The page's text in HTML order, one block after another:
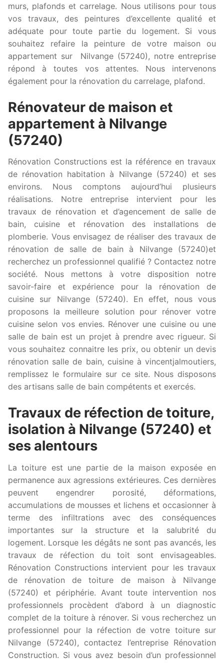
murs, plafonds et carrelage. Nous utilisons pour tous
vos travaux, des peintures d’excellente qualité et
adéquate pour toute partie du logement. Si vous
souhaitez refaire la peinture de votre maison ou
appartement sur Nilvange (57240), notre entreprise
répond à toutes vos attentes. Nous intervenons
également pour la rénovation du carrelage, plafond.
Rénovateur de maison et
appartement à Nilvange
(57240)
Rénovation Constructions est la référence en travaux
de rénovation habitation à Nilvange (57240) et ses
environs. Nous comptons aujourd’hui plusieurs
réalisations. Notre entreprise intervient pour les
travaux de rénovation et d’agencement de salle de
bain, cuisine et rénovation des installations de
plomberie. Vous envisagez de réaliser des travaux de
rénovation de salle de bain à Nilvange (57240)et
recherchez un professionnel qualifié ? Contactez notre
société. Nous mettons à votre disposition notre
savoir-faire et expérience pour la rénovation de
cuisine sur Nilvange (57240). En effet, nous vous
proposons la meilleure solution pour rénover votre
cuisine selon vos envies. Rénover une cuisine ou une
salle de bain est un projet à prendre avec rigueur. Si
vous souhaitez connaitre les prix, ou obtenir un devis
rénovation salle de bain, cuisine à vincentjalmoutiers,
remplissez le formulaire sur ce site. Nous disposons
des artisans salle de bain compétents et exercés.
Travaux de réfection de toiture,
isolation à Nilvange (57240) et
ses alentours
La toiture est une partie de la maison exposée en
permanence aux agressions extérieures. Ces dernières
peuvent engendrer porosité, déformations,
accumulations de mousses et lichens et occasionner à
terme des infiltrations avec des conséquences
importantes sur la structure et la salubrité du
logement. Lorsque les dégâts ne sont pas avancés, les
travaux de réfection du toit sont envisageables.
Rénovation Constructions intervient pour les travaux
de rénovation de toiture de maison à Nilvange
(57240) et périphérie. Avant toute intervention nos
professionnels procèdent d’abord à un diagnostic
complet de la toiture à rénover. Si vous recherchez un
professionnel pour la réfection de votre toiture sur
Nilvange (57240), contactez l’entreprise Rénovation
Construction. Si vous avez besoin d’un professionnel